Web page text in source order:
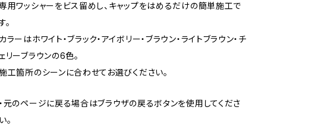
用ワッシャーをビス留めし、キャップをはめるだけの簡単施工で
。
カラーはホワイト・ブラック・アイボリー・ブラウン・ライトブラウン・チ
ェリーブラウンの6色。
工箇所のシーンに合わせてお選びください。
・元のページに戻る場合はブラウザの戻るボタンを使用してくださ
い。